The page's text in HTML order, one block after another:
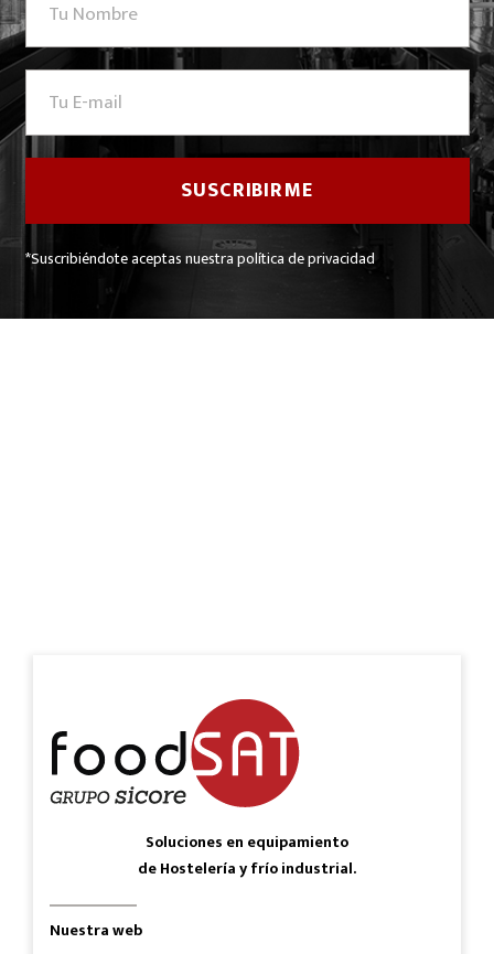
*Suscribiéndote aceptas nuestra política de privacidad
Soluciones en equipamiento
de Hostelería y frío industrial.
Nuestra web